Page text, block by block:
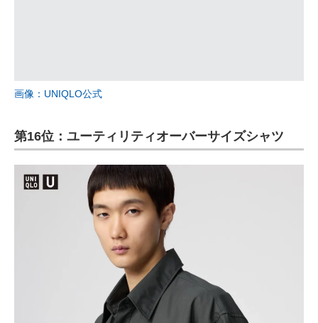
画像：UNIQLO公式
第16位：ユーティリティオーバーサイズシャツ